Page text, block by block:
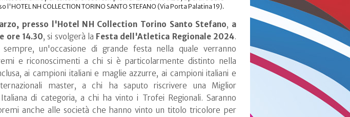
l'HOTEL NH COLLECTION TORINO SANTO STEFANO (Via Porta Palatina 19).
presso l'Hotel NH Collection Torino Santo Stefano, a
ore 14.30, si svolgerà la Festa dell'Atletica Regionale 2024.
sempre, un'occasione di grande festa nella quale verranno
e riconoscimenti a chi si è particolarmente distinto nella
ai campioni italiani e maglie azzurre, ai campioni italiani e
master, a chi ha saputo riscrivere una Miglior
di categoria, a chi ha vinto i Trofei Regionali. Saranno
anche alle società che hanno vinto un titolo tricolore per